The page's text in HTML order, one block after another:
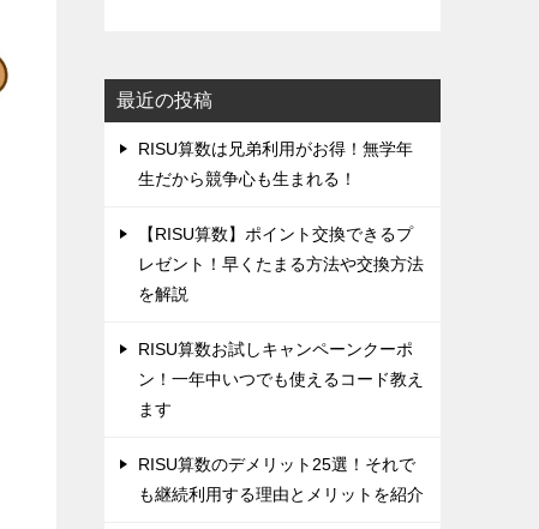
最近の投稿
‌RISU算数は兄弟利用がお得！無学年
生だから競争心も生まれる！
‌【RISU算数】ポイント交換できるプ
レゼント！早くたまる方法や交換方法
を解説
‌RISU算数お試しキャンペーンクーポ
ン！一年中いつでも使えるコード教え
ます
‌RISU算数のデメリット25選！それで
も継続利用する理由とメリットを紹介